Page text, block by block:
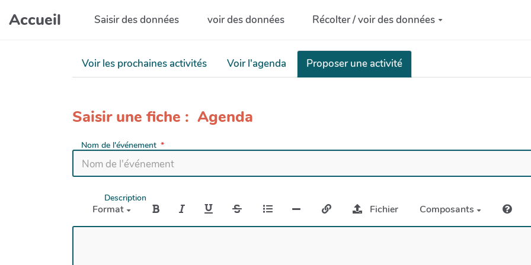
Aller au contenu principal
Accueil Saisir des données voir des données Récolter / voir des données
Voir les prochaines activités Voir l'agenda Proposer une activité
Saisir une fiche : Agenda
Nom de l'événement
Description
Format Fichier Composants